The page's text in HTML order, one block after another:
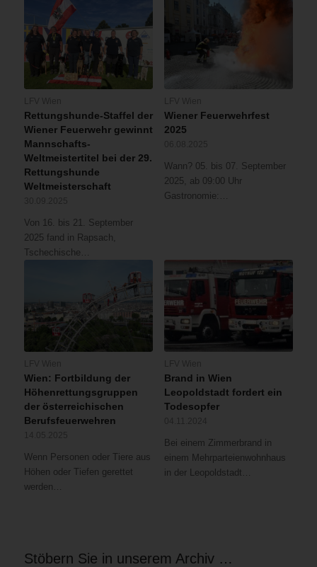
Rettungshunde-Staffel der
Wiener Feuerwehr gewinnt
Mannschafts-
Weltmeistertitel bei der 29.
Rettungshunde
Weltmeisterschaft
Von 16. bis 21. September
2025 fand in Rapsach,
Tschechische…
Wiener Feuerwehrfest
2025
Wann? 05. bis 07. September
2025, ab 09:00 Uhr
Gastronomie:…
Wien: Fortbildung der
Höhenrettungsgruppen
der österreichischen
Berufsfeuerwehren
Wenn Personen oder Tiere aus
Höhen oder Tiefen gerettet
werden…
Brand in Wien
Leopoldstadt fordert ein
Todesopfer
Bei einem Zimmerbrand in
einem Mehrparteienwohnhaus
in der Leopoldstadt…
Stöbern Sie in unserem Archiv …